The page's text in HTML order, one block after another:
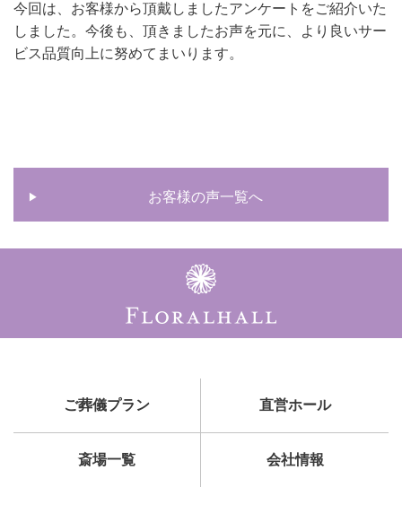
今回は、お客様から頂戴しましたアンケートをご紹介いた
しました。今後も、頂きましたお声を元に、より良いサー
ビス品質向上に努めてまいります。
お客様の声一覧へ
ご葬儀プラン 直営ホール
斎場一覧 会社情報